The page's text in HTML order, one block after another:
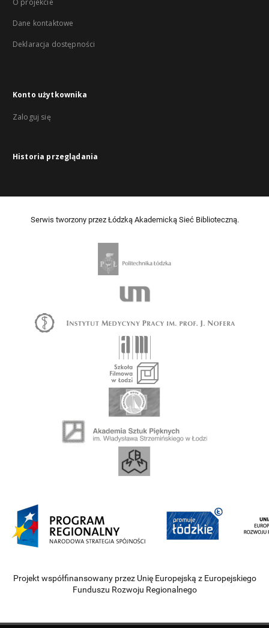
O projekcie
Dane kontaktowe
Deklaracja dostępności
Konto użytkownika
Zaloguj się
Historia przeglądania
Serwis tworzony przez Łódzką Akademicką Sieć Biblioteczną.
Projekt współfinansowany przez Unię Europejską z Europejskiego
Funduszu Rozwoju Regionalnego